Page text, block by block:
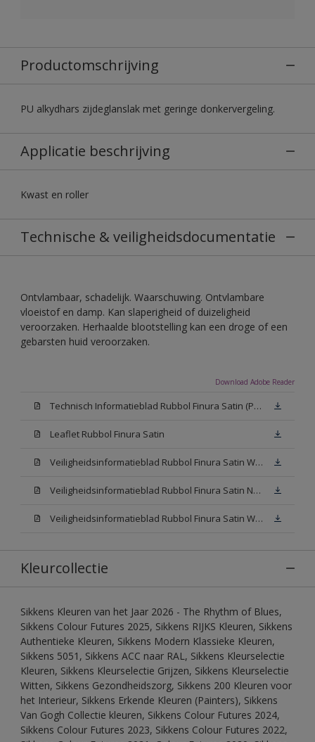
Productomschrijving
PU alkydhars zijdeglanslak met geringe donkervergeling.
Applicatie beschrijving
Kwast en roller
Technische & veiligheidsdocumentatie
Ontvlambaar, schadelijk. Waarschuwing. Ontvlambare
vloeistof en damp. Kan slaperigheid of duizeligheid
veroorzaken. Herhaalde blootstelling kan een droge of een
gebarsten huid veroorzaken.
Download Adobe Reader
Technisch Informatieblad Rubbol Finura Satin (PDF)
Leaflet Rubbol Finura Satin
Veiligheidsinformatieblad Rubbol Finura Satin W05 (MSDS)
Veiligheidsinformatieblad Rubbol Finura Satin N00 (MSDS)
Veiligheidsinformatieblad Rubbol Finura Satin White (MSDS)
Kleurcollectie
Sikkens Kleuren van het Jaar 2026 - The Rhythm of Blues,
Sikkens Colour Futures 2025, Sikkens RIJKS Kleuren, Sikkens
Authentieke Kleuren, Sikkens Modern Klassieke Kleuren,
Sikkens 5051, Sikkens ACC naar RAL, Sikkens Kleurselectie
Kleuren, Sikkens Kleurselectie Grijzen, Sikkens Kleurselectie
Witten, Sikkens Gezondheidszorg, Sikkens 200 Kleuren voor
het Interieur, Sikkens Erkende Kleuren (Painters), Sikkens
Van Gogh Collectie kleuren, Sikkens Colour Futures 2024,
Sikkens Colour Futures 2023, Sikkens Colour Futures 2022,